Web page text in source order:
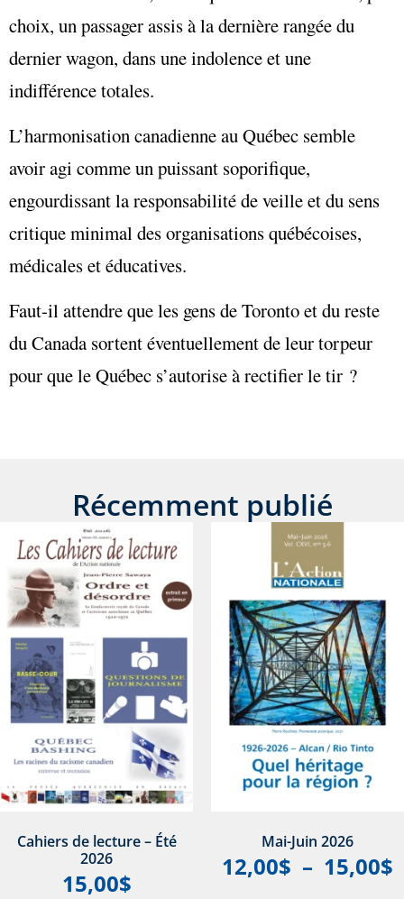
choix, un passager assis à la dernière rangée du
dernier wagon, dans une indolence et une
indifférence totales.
L’harmonisation canadienne au Québec semble
avoir agi comme un puissant soporifique,
engourdissant la responsabilité de veille et du sens
critique minimal des organisations québécoises,
médicales et éducatives.
Faut-il attendre que les gens de Toronto et du reste
du Canada sortent éventuellement de leur torpeur
pour que le Québec s’autorise à rectifier le tir ?
Récemment publié
Cahiers de lecture – Été
2026
15,00$
Mai-Juin 2026
12,00$ – 15,00$